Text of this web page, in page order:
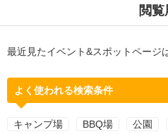
閲覧
最近見たイベント&スポットページ
よく使われる検索条件
キャンプ場 BBQ場 公園